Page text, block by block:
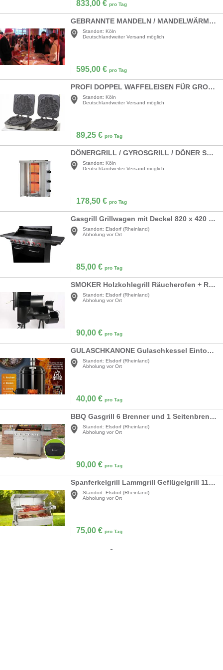
833,00 € pro Tag
GEBRANNTE MANDELN / MANDELWÄRMEREI / MANDEL-STAND
Standort: Köln
Deutschlandweiter Versand möglich
595,00 € pro Tag
PROFI DOPPEL WAFFELEISEN FÜR GROSSE HERZWAFFELN (21 CM)
Standort: Köln
Deutschlandweiter Versand möglich
89,25 € pro Tag
DÖNERGRILL / GYROSGRILL / DÖNER SPIESS / GYROS SPIEß
Standort: Köln
Deutschlandweiter Versand möglich
178,50 € pro Tag
Gasgrill Grillwagen mit Deckel 820 x 420 mm mit Infrarotseitenbrenner + Warmhalterost
Standort: Elsdorf (Rheinland)
Abholung vor Ort
85,00 € pro Tag
SMOKER Holzkohlegrill Räucherofen + Räucherturm 1390 x 1840 x 735 mit Deckel Warmhalterost Ablage
Standort: Elsdorf (Rheinland)
Abholung vor Ort
90,00 € pro Tag
GULASCHKANONE Gulaschkessel Eintopfofen mit Grillfunktion + Hähnchenbräter – kochen rösten grillen
Standort: Elsdorf (Rheinland)
Abholung vor Ort
40,00 € pro Tag
BBQ Gasgrill 6 Brenner und 1 Seitenbrenner XXL Edelstahl Gas Grill mit Gusseisen Grillrost
Standort: Elsdorf (Rheinland)
Abholung vor Ort
90,00 € pro Tag
Spanferkelgrill Lammgrill Geflügelgrill 117 cm, 60 kg Edelstahl Drehspieß höhenverstellbar 4 Stufen
Standort: Elsdorf (Rheinland)
Abholung vor Ort
75,00 € pro Tag